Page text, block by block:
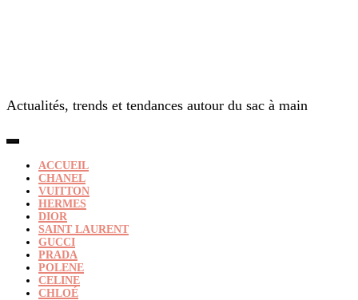
Actualités, trends et tendances autour du sac à main
ACCUEIL
CHANEL
VUITTON
HERMES
DIOR
SAINT LAURENT
GUCCI
PRADA
POLENE
CELINE
CHLOÉ